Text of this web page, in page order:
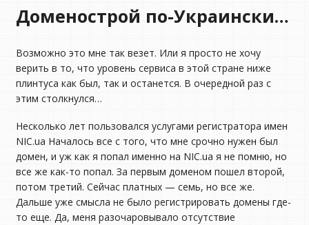
Доменострой по-Украински…
Возможно это мне так везет. Или я просто не хочу
верить в то, что уровень сервиса в этой стране ниже
плинтуса как был, так и останется. В очередной раз с
этим столкнулся…
Несколько лет пользовался услугами регистратора имен
NIC.ua Началось все с того, что мне срочно нужен был
домен, и уж как я попал именно на NIC.ua я не помню, но
все же как-то попал. За первым доменом пошел второй,
потом третий. Сейчас платных — семь, но все же.
Дальше уже смысла не было регистрировать домены где-
то еще. Да, меня разочаровывало отсутствие